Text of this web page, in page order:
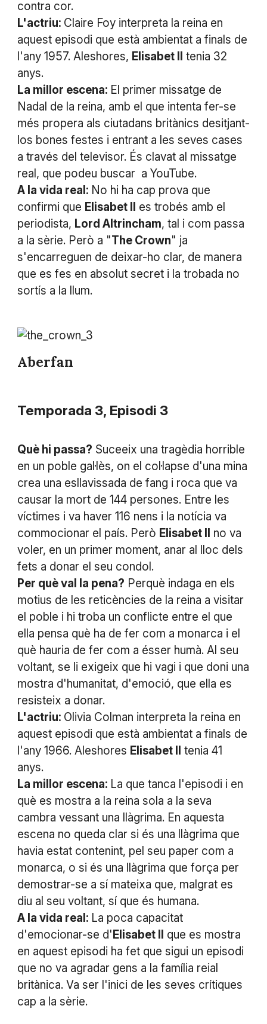
contra cor.
L'actriu: Claire Foy interpreta la reina en
aquest episodi que està ambientat a finals de
l'any 1957. Aleshores, Elisabet II
tenia 32
anys.
La millor escena: El primer missatge de
Nadal de la reina, amb el que intenta fer-se
més propera als ciutadans britànics desitjant-
los bones festes i entrant a les seves cases
a través del televisor. És clavat al missatge
real, que podeu buscar a YouTube.
A la vida real: No hi ha cap prova que
confirmi que Elisabet II
es trobés amb el
periodista, Lord Altrincham, tal i com passa
a la sèrie. Però a "The Crown" ja
s'encarreguen de deixar-ho clar, de manera
que es fes en absolut secret i la trobada no
sortís a la llum.
Aberfan
Temporada 3, Episodi 3
Què hi passa? Suceeix una tragèdia horrible
en un poble gal·lès, on el col·lapse d'una mina
crea una esllavissada de fang i roca que va
causar la mort de 144 persones. Entre les
víctimes i va haver 116 nens i la notícia va
commocionar el país. Però Elisabet II
no va
voler, en un primer moment, anar al lloc dels
fets a donar el seu condol.
Per què val la pena? Perquè indaga en els
motius de les reticències de la reina a visitar
el poble i hi troba un conflicte entre el que
ella pensa què ha de fer com a monarca i el
què hauria de fer com a ésser humà. Al seu
voltant, se li exigeix que hi vagi i que doni una
mostra d'humanitat, d'emoció, que ella es
resisteix a donar.
L'actriu: Olivia Colman interpreta la reina en
aquest episodi que està ambientat a finals de
l'any 1966. Aleshores Elisabet II
tenia 41
anys.
La millor escena: La que tanca l'episodi i en
què es mostra a la reina sola a la seva
cambra vessant una llàgrima. En aquesta
escena no queda clar si és una llàgrima que
havia estat contenint, pel seu paper com a
monarca, o si és una llàgrima que força per
demostrar-se a sí mateixa que, malgrat es
diu al seu voltant, sí que és humana.
A la vida real: La poca capacitat
d'emocionar-se d' Elisabet II
que es mostra
en aquest episodi ha fet que sigui un episodi
que no va agradar gens a la família reial
britànica. Va ser l'inici de les seves crítiques
cap a la sèrie.